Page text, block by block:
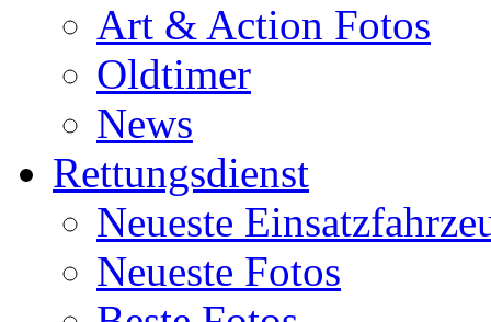
Art & Action Fotos
Oldtimer
News
Rettungsdienst
Neueste
Neueste Fotos